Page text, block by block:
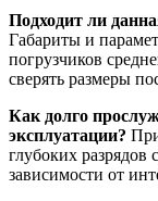
Подходит ли
Габариты и
погрузчиков
сверять размеры
Как долго
эксплуатации?
глубоких разрядов
зависимости от